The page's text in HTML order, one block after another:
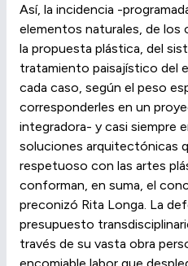
Así, la incidencia -
elementos naturales, de
la propuesta plástica, del
tratamiento paisajístico del
cada caso, según el peso
corresponderles en un
integradora- y casi siempre
soluciones arquitectónicas
respetuoso con las artes
conforman, en suma, el
preconizó Rita Longa. La
presupuesto
través de su vasta obra
encomiable labor que